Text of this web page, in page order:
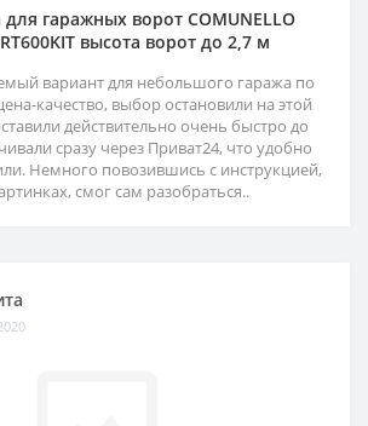
гаражных ворот COMUNELLO
высота ворот до 2,7 м
вариант для небольшого гаража по
качество, выбор остановили на этой
действительно очень быстро до
сразу через Приват24, что удобно
Немного повозившись с инструкцией,
смог сам разобраться..